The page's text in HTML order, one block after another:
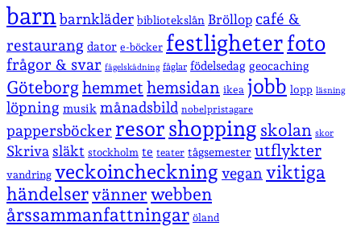
barnbarnkläder bibliotekslån Bröllop café &
restaurang dator e-böcker festligheterfoto
frågor & svar fågelskådning fåglar födelsedag geocaching
Göteborghemmet hemsidan ikea jobb lopp läsning
löpning musik månadsbild nobelpristagare
pappersböcker resor shopping skolan skor
Skriva släkt stockholm te teater tågsemester utflykter
vandring veckoincheckning vegan viktiga
händelservänner webben
årssammanfattningar öland